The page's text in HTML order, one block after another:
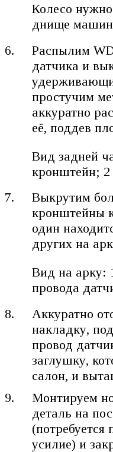
Колесо
днище
Распылим
датчика и
простучим
аккуратно
её, поддев
Вид задней
кронштейн;
Выкрутим
кронштейны
один
других на
Вид на арку:
провода
Аккуратно
накладку,
провод
заглушку,
салон, и
Монтируем
деталь на
(потребуется
усилие) и